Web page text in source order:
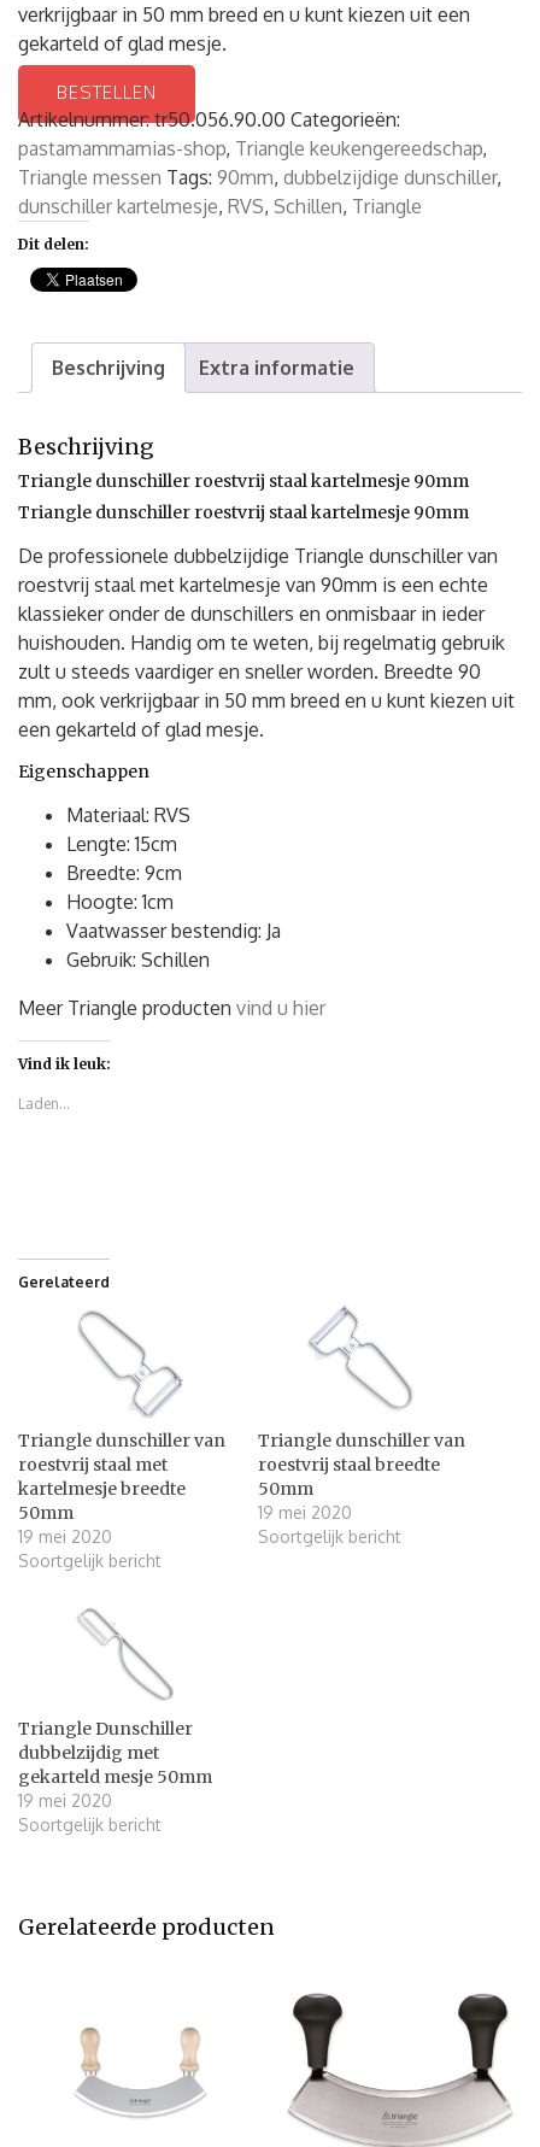
verkrijgbaar in 50 mm breed en u kunt kiezen uit een
gekarteld of glad mesje.
BESTELLEN
Artikelnummer:tr50.056.90.00 Categorieën:
pastamammamias-shop, Triangle keukengereedschap,
Triangle messen Tags: 90mm, dubbelzijdige dunschiller,
dunschiller kartelmesje, RVS, Schillen, Triangle
Dit delen:
Beschrijving Extra informatie
Beschrijving
Triangle dunschiller roestvrij staal kartelmesje 90mm
Triangle dunschiller roestvrij staal kartelmesje 90mm
De professionele dubbelzijdige Triangle dunschiller van
roestvrij staal met kartelmesje van 90mm is een echte
klassieker onder de dunschillers en onmisbaar in ieder
huishouden. Handig om te weten, bij regelmatig gebruik
zult u steeds vaardiger en sneller worden. Breedte 90
mm, ook verkrijgbaar in 50 mm breed en u kunt kiezen uit
een gekarteld of glad mesje.
Eigenschappen
Materiaal: RVS
Lengte: 15cm
Breedte: 9cm
Hoogte: 1cm
Vaatwasser bestendig: Ja
Gebruik: Schillen
Meer Triangle producten vind u hier
Vind ik leuk:
Laden...
Gerelateerd
Triangle dunschiller van
roestvrij staal met
kartelmesje breedte
50mm
19 mei 2020
Soortgelijk bericht
Triangle dunschiller van
roestvrij staal breedte
50mm
19 mei 2020
Soortgelijk bericht
Triangle Dunschiller
dubbelzijdig met
gekarteld mesje 50mm
19 mei 2020
Soortgelijk bericht
Gerelateerde producten